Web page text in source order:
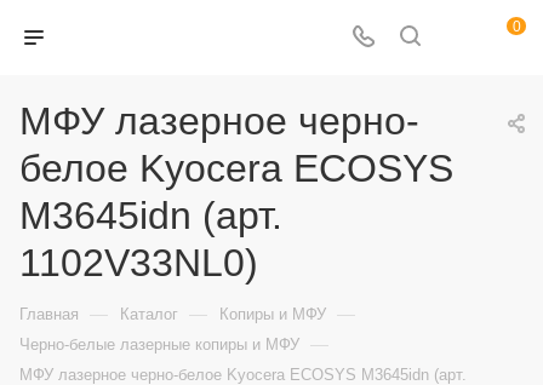
0
МФУ лазерное черно-
белое Kyocera ECOSYS
M3645idn (арт.
1102V33NL0)
Главная — Каталог — Копиры и МФУ —
Черно-белые лазерные копиры и МФУ —
МФУ лазерное черно-белое Kyocera ECOSYS M3645idn (арт.